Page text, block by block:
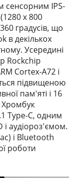
сенсорним IPS-
x 800
градусів, що
в декількох
Усередині
Rockchip
Cortex-A72 і
підвищеною
пам'яті і 16
Хромбук
Type-C, одним
і аудіороз'ємом.
і Bluetooth
роботи